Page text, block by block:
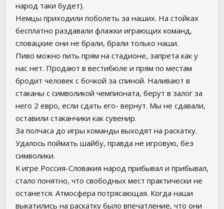
народ таки будет).
Немцы приходили поболеть за наших. На стойках
бесплатно раздавали флажки играющих команд,
словацкие они не брали, брали только наши.
Пиво можно пить прям на стадионе, запрета как у
нас нет. Продают в вестибюле и прям по местам
бродит человек с бочкой за спиной. Наливают в
стаканы с символикой чемпионата, берут в залог за
него 2 евро, если сдать его- вернут. Мы не сдавали,
оставили стаканчики как сувенир.
За полчаса до игры команды выходят на раскатку.
Удалось поймать шайбу, правда не игровую, без
символики.
К игре Россия-Словакия народ прибывал и прибывал,
стало понятно, что свободных мест практически не
останется. Атмосфера потрясающая. Когда наши
выкатились на раскатку было впечатление, что они